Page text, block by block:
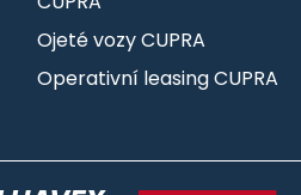
Ojeté vozy CUPRA
Operativní leasing CUPRA